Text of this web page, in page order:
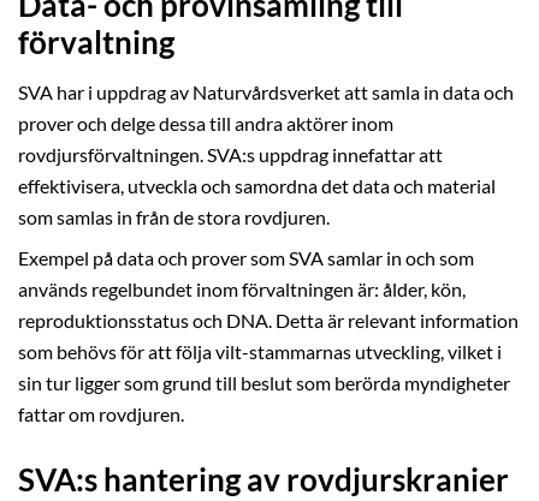
förvaltning
SVA har i uppdrag av Naturvårdsverket att samla in data och
prover och delge dessa till andra aktörer inom
rovdjursförvaltningen. SVA:s uppdrag innefattar att
effektivisera, utveckla och samordna det data och material
som samlas in från de stora rovdjuren.
Exempel på data och prover som SVA samlar in och som
används regelbundet inom förvaltningen är: ålder, kön,
reproduktionsstatus och DNA. Detta är relevant information
som behövs för att följa vilt-stammarnas utveckling, vilket i
sin tur ligger som grund till beslut som berörda myndigheter
fattar om rovdjuren.
SVA:s hantering av rovdjurskranier